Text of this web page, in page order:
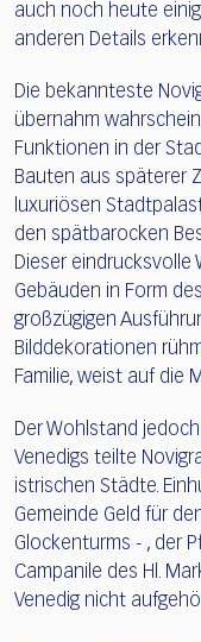
auch noch heute
anderen Details
Die bekannteste
übernahm
Funktionen in der
Bauten aus späterer
luxuriösen
den spätbarocken
Dieser
Gebäuden in Form
großzügigen
Bilddekorationen
Familie, weist auf die
Der Wohlstand
Venedigs teilte
istrischen Städte.
Gemeinde Geld für
Glockenturms - , der
Campanile des Hl.
Venedig nicht